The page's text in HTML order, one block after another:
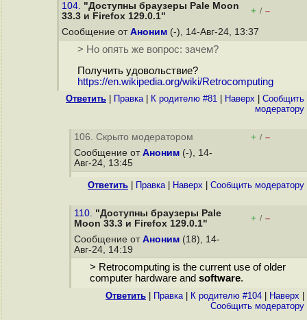
104. "Доступны браузеры Pale Moon
33.3 и Firefox 129.0.1"
+ / –
Сообщение от Аноним (-), 14-Авг-24, 13:37
> Но опять же вопрос: зачем?
Получить удовольствие?
https://en.wikipedia.org/wiki/Retrocomputing
Ответить Правка| К родителю #81 Наверх
Cообщить
модератору
106. Скрыто модератором + / –
Сообщение от Аноним (-), 14-
Авг-24, 13:45
Ответить Правка| Наверх Cообщить модератору
110. "Доступны браузеры Pale
Moon 33.3 и Firefox 129.0.1"
+ / –
Сообщение от Аноним (18), 14-
Авг-24, 14:19
> Retrocomputing is the current use of older
computer hardware and software.
Ответить Правка| К родителю #104 Наверх
Cообщить модератору